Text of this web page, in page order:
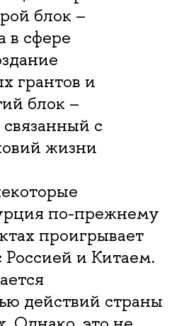
блок –
в сфере
грантов и
блок –
с
жизни
по-прежнему
проигрывает
и Китаем.
действий страны